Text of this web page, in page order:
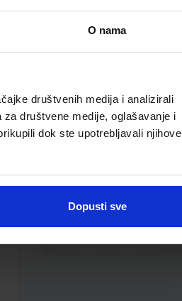
O nama
društvenih medija i analizirali
društvene medije, oglašavanje i
dok ste upotrebljavali njihove
Dopusti sve